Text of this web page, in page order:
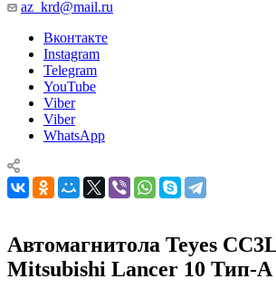
az_krd@mail.ru
Вконтакте
Instagram
Telegram
YouTube
Viber
Viber
WhatsApp
Автомагнитола Teyes
Mitsubishi Lancer 10 Тип-A